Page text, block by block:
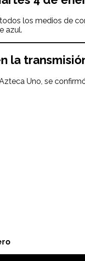
los medios de
azul.
la
Uno, se